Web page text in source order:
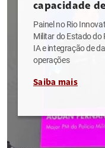
capacidade
Painel no Rio
Militar do Estado do
IA e integração de
operações
Saiba mais